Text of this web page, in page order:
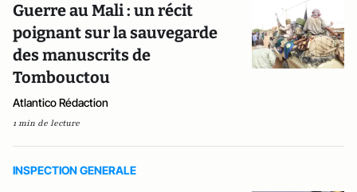
Guerre au Mali : un récit
poignant sur la sauvegarde
des manuscrits de
Tombouctou
Atlantico Rédaction
1 min de lecture
INSPECTION GENERALE